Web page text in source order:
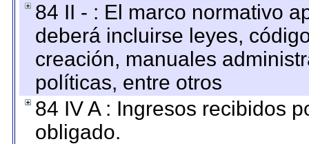
84 II - : El marco normativo
deberá incluirse leyes,
creación, manuales
políticas, entre otros
84 IV A : Ingresos recibidos
obligado.